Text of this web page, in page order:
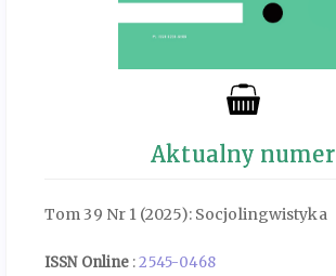
Aktualny numer
Tom 39 Nr 1 (2025): Socjolingwistyka
ISSN Online :2545-0468